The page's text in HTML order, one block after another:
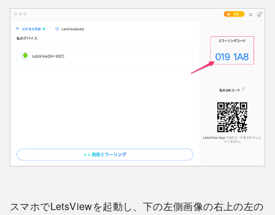
スマホでLetsViewを起動し、下の左側画像の右上の左の